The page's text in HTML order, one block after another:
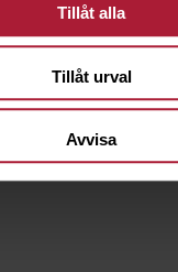
Tillåt alla
Tillåt urval
Avvisa